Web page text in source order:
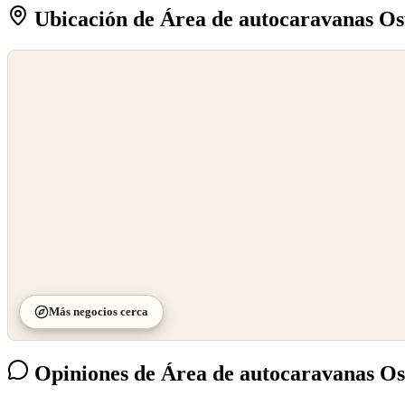
Ubicación de Área de autocaravanas
Más negocios cerca
Opiniones de Área de autocaravanas